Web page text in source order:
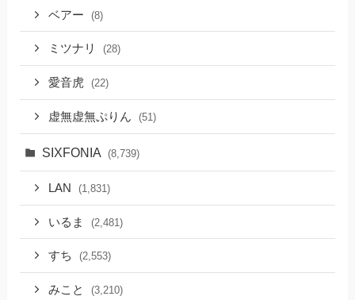
ベアー (8)
ミツナリ (28)
愛音虎 (22)
虚無虚無ぷりん (51)
SIXFONIA (8,739)
LAN (1,831)
いるま (2,481)
すち (2,553)
みこと (3,210)